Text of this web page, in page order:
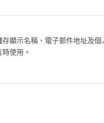
存顯示名稱、電子郵件地址及
使用。